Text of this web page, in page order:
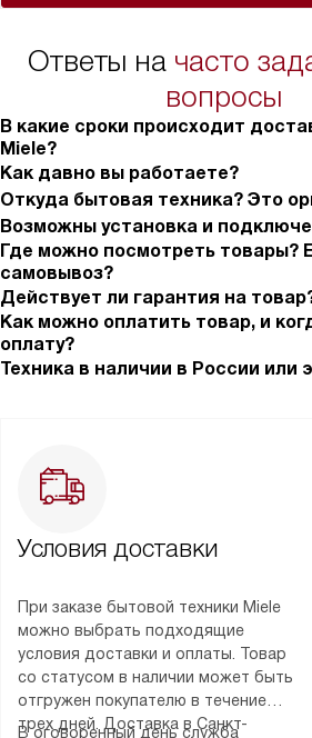
Ответы на часто
вопросы
В какие сроки происходит
Miele?
Как давно вы работаете?
Откуда бытовая техника? Это
Возможны установка и
Где можно посмотреть товары?
самовывоз?
Действует ли гарантия на
Как можно оплатить товар, и
оплату?
Техника в наличии в России или
Условия доставки
При заказе бытовой техники Miele
можно выбрать подходящие
условия доставки и оплаты. Товар
со статусом в наличии может быть
отгружен покупателю в течение
трех дней. Доставка в Санкт-
В оговоренный день служба